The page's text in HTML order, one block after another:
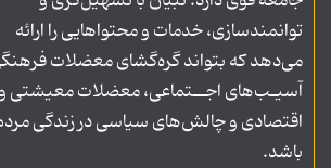
توانمندسازی، خدمات و محتواهایی را ارائه
می‌دهد که بتواند گره‌گشای معضلات
آسیـب‌های اجــتماعی، معضلات معیشتی
اقتصادی و چالش‌های سیاسی در زندگی
باشد.